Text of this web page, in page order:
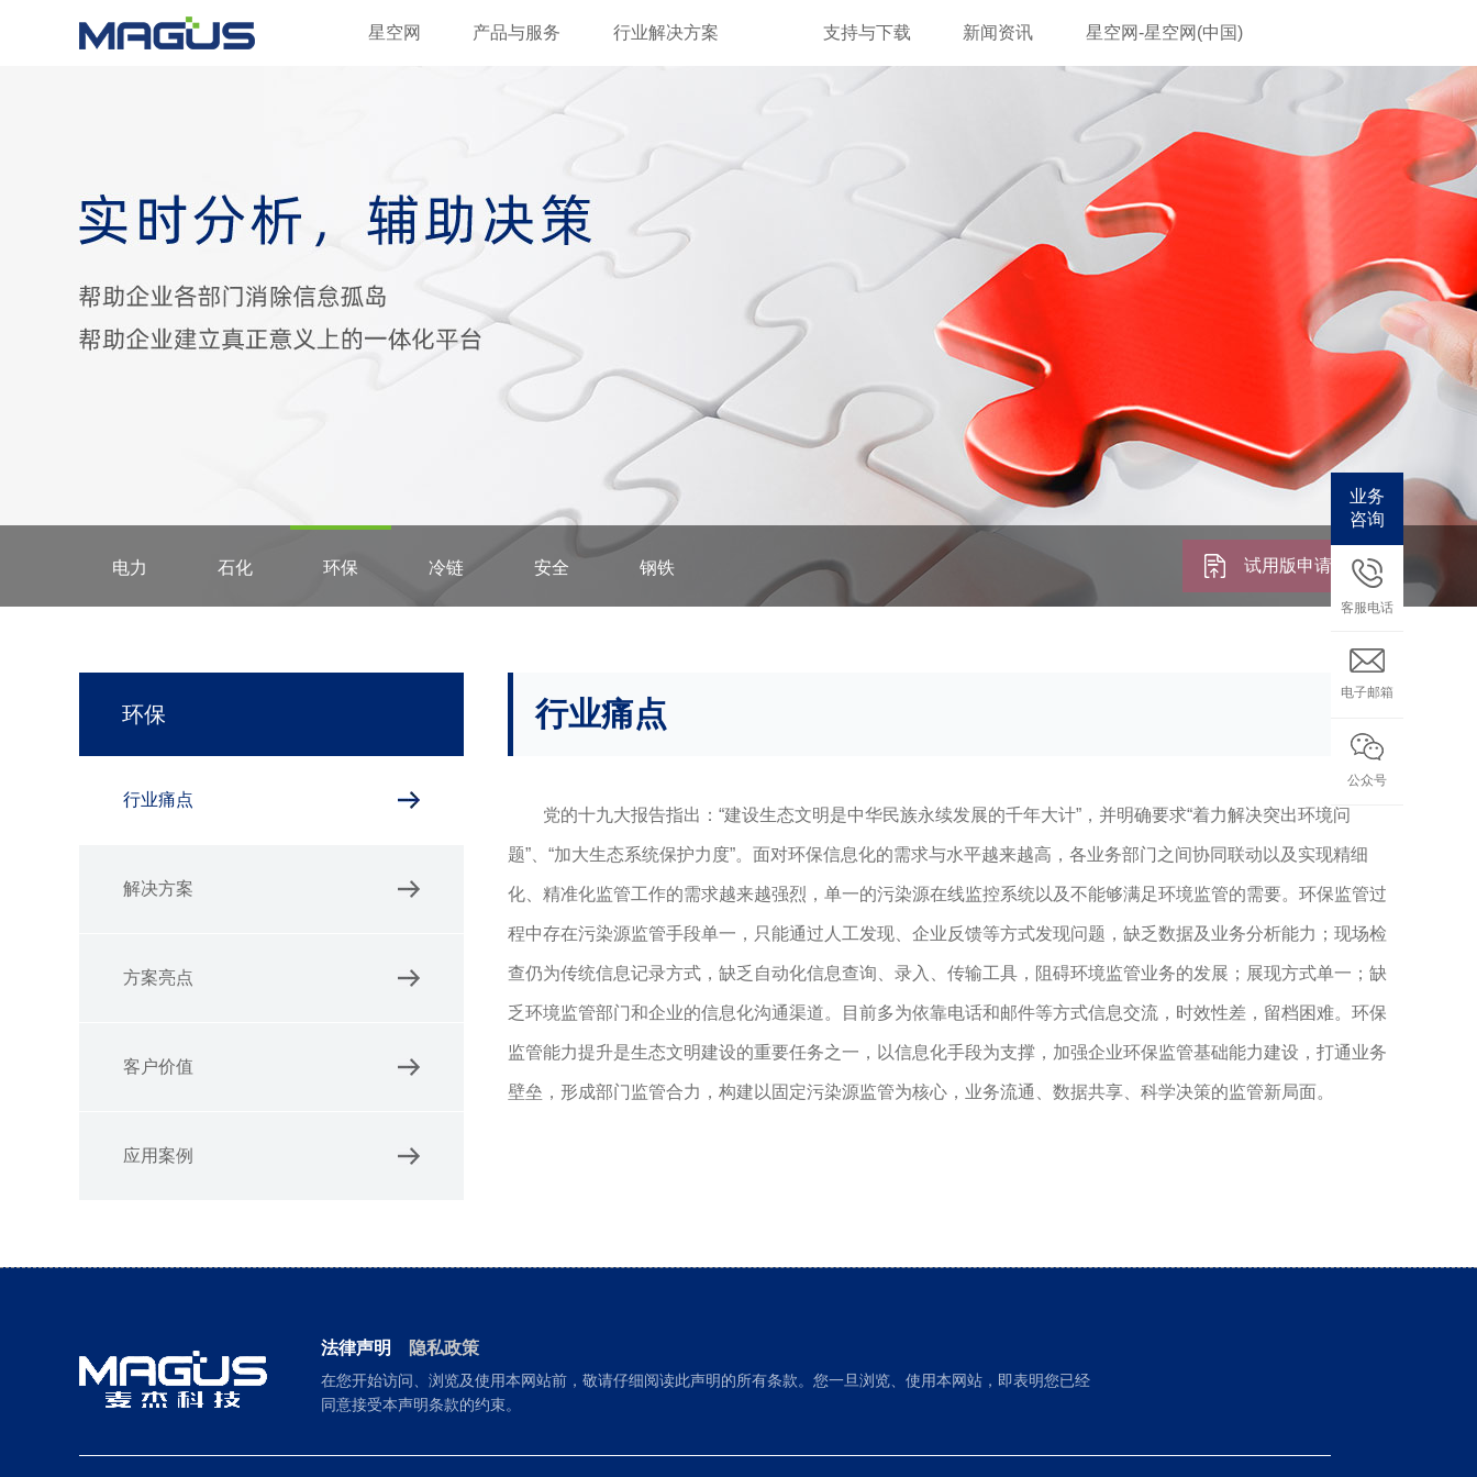
星空网 星空网 产品与服务 行业解决方案 支持与下载 新闻资讯 星空网-星空网(中国)
电力 石化 环保 冷链 安全 钢铁 试用版申请
环保
行业痛点
解决方案
方案亮点
客户价值
应用案例
行业痛点
党的十九大报告指出：“建设生态文明是中华民族永续发展的千年大计”，并明确要求“着力解决突出环境问
题”、“加大生态系统保护力度”。面对环保信息化的需求与水平越来越高，各业务部门之间协同联动以及实现精细
化、精准化监管工作的需求越来越强烈，单一的污染源在线监控系统以及不能够满足环境监管的需要。环保监管过
程中存在污染源监管手段单一，只能通过人工发现、企业反馈等方式发现问题，缺乏数据及业务分析能力；现场检
查仍为传统信息记录方式，缺乏自动化信息查询、录入、传输工具，阻碍环境监管业务的发展；展现方式单一；缺
乏环境监管部门和企业的信息化沟通渠道。目前多为依靠电话和邮件等方式信息交流，时效性差，留档困难。环保
监管能力提升是生态文明建设的重要任务之一，以信息化手段为支撑，加强企业环保监管基础能力建设，打通业务
壁垒，形成部门监管合力，构建以固定污染源监管为核心，业务流通、数据共享、科学决策的监管新局面。
业务
咨询
客服电话
电子邮箱
公众号
法律声明 隐私政策
在您开始访问、浏览及使用本网站前，敬请仔细阅读此声明的所有条款。您一旦浏览、使用本网站，即表明您已经
同意接受本声明条款的约束。